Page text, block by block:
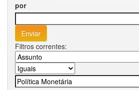
por
Filtros correntes: